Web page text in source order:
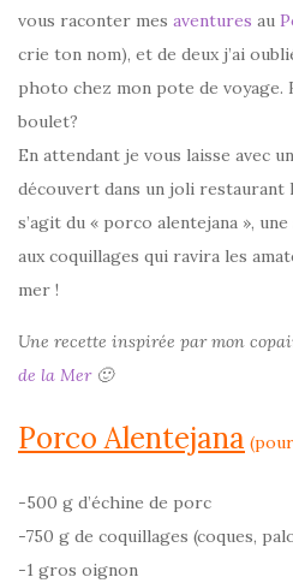
vous raconter mes aventures au
crie ton nom), et de deux j’ai
photo chez mon pote de voyage.
boulet?
En attendant je vous laisse avec
découvert dans un joli restaurant
s’agit du « porco alentejana »,
aux coquillages qui ravira les
mer !
Une recette inspirée par mon
de la Mer🙂
Porco Alentejana
-500 g d’échine de porc
-750 g de coquillages (coques,
-1 gros oignon